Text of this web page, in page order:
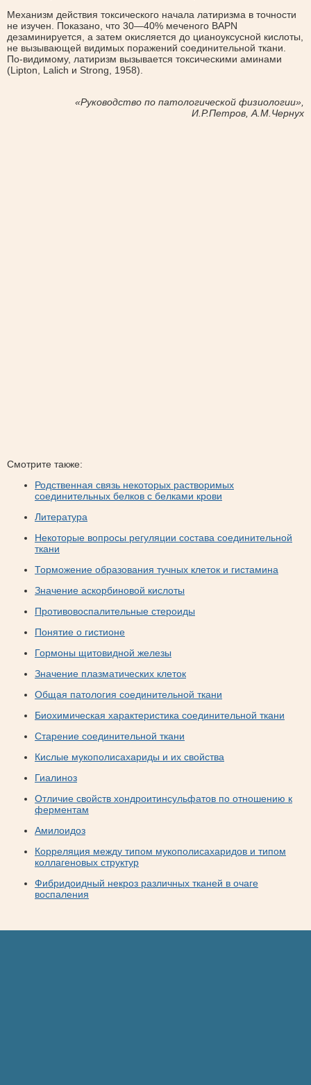
Механизм действия токсического начала латиризма в точности
не изучен. Показано, что 30—40% меченого BAPN
дезаминируется, а затем окисляется до цианоуксусной кислоты,
не вызывающей видимых поражений соединительной ткани.
По-видимому, латиризм вызывается токсическими аминами
(Lipton, Lalich и Strong, 1958).
«Руководство по патологической физиологии»,
И.Р.Петров, А.М.Чернух
Смотрите также:
Родственная связь некоторых растворимых
соединительных белков с белками крови
Литература
Некоторые вопросы регуляции состава соединительной
ткани
Торможение образования тучных клеток и гистамина
Значение аскорбиновой кислоты
Противовоспалительные стероиды
Понятие о гистионе
Гормоны щитовидной железы
Значение плазматических клеток
Общая патология соединительной ткани
Биохимическая характеристика соединительной ткани
Старение соединительной ткани
Кислые мукополисахариды и их свойства
Гиалиноз
Отличие свойств хондроитинсульфатов по отношению к
ферментам
Амилоидоз
Корреляция между типом мукополисахаридов и типом
коллагеновых структур
Фибридоидный некроз различных тканей в очаге
воспаления